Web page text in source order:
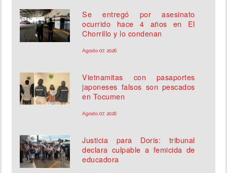
Se entregó por asesinato
ocurrido hace 4 años en El
Chorrillo y lo condenan
Agosto 07, 2026
Vietnamitas con pasaportes
japoneses falsos son pescados
en Tocumen
Agosto 07, 2026
Justicia para Doris: tribunal
declara culpable a femicida de
educadora